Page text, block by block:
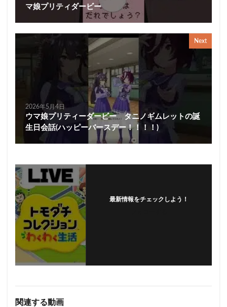
マ娘プリティダービー
Next
2026年5月4日
ウマ娘プリティーダービー タニノギムレットの誕
生日会話(ハッピーバースデー！！！！)
最新情報をチェックしよう！
関連する動画